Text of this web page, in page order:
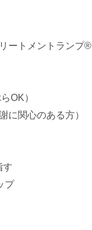
トメントランプ®
OK）
に関心のある方）
す
プ